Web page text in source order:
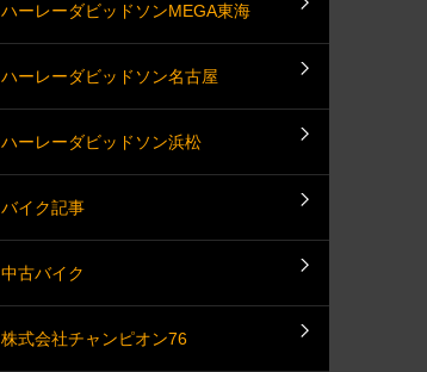
ハーレーダビッドソンMEGA東海
ハーレーダビッドソン名古屋
ハーレーダビッドソン浜松
バイク記事
中古バイク
株式会社チャンピオン76